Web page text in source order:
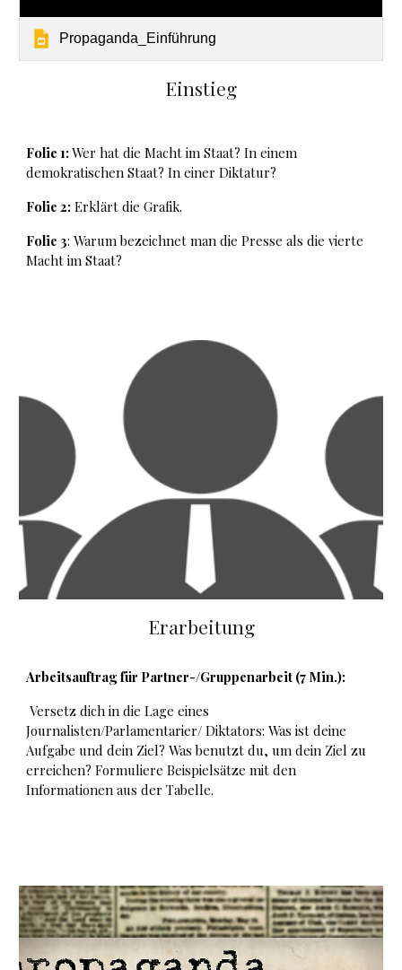
Propaganda_Einführung
Einstieg
Folie 1:Wer hat die Macht im Staat? In einem
demokratischen Staat? In einer Diktatur?
Folie 2: Erklärt die Grafik.
Folie 3: Warum bezeichnet man die Presse als die vierte
Macht im Staat?
Erarbeitung
Arbeitsauftrag für Partner-/Gruppenarbeit (7 Min.):
Versetz dich in die Lage eines
Journalisten/Parlamentarier/ Diktators: Was ist deine
Aufgabe und dein Ziel? Was benutzt du, um dein Ziel zu
erreichen? Formuliere Beispielsätze mit den
Informationen aus der Tabelle.